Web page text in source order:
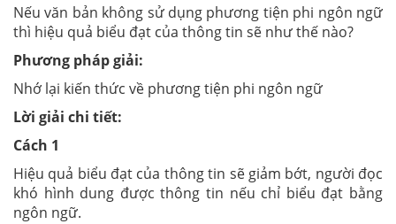
Nếu văn bản không sử dụng phương tiện phi ngôn ngữ
thì hiệu quả biểu đạt của thông tin sẽ như thế nào?
Phương pháp giải:
Nhớ lại kiến thức về phương tiện phi ngôn ngữ
Lời giải chi tiết:
Cách 1
Hiệu quả biểu đạt của thông tin sẽ giảm bớt, người đọc
khó hình dung được thông tin nếu chỉ biểu đạt bằng
ngôn ngữ.